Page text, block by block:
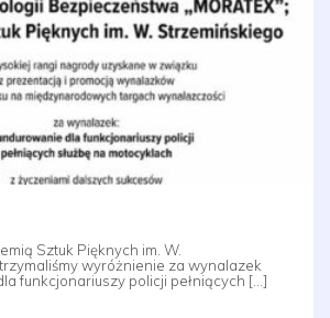
Sztuk Pięknych im. W.
wyróżnienie za wynalazek
funkcjonariuszy policji pełniących […]